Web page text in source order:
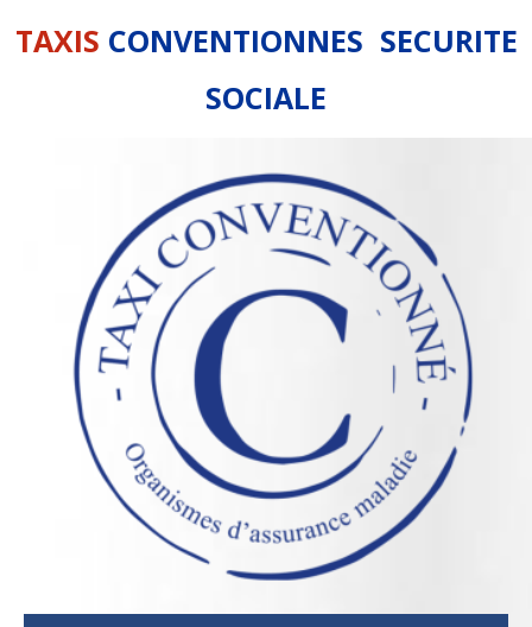
TAXIS CONVENTIONNES SECURITE
SOCIALE